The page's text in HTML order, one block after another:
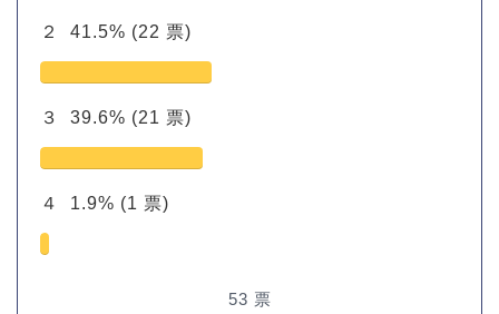
２ 41.5% (22 票)
３ 39.6% (21 票)
４ 1.9% (1 票)
53 票